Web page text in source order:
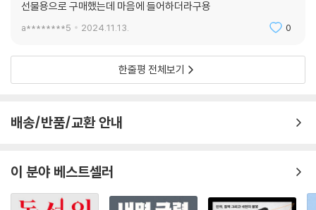
선물용으로 구매했는데 마음에 들어하더라구용
a********5 2024.11.13. 0
한줄평 전체보기
배송/반품/교환 안내
이 분야 베스트셀러